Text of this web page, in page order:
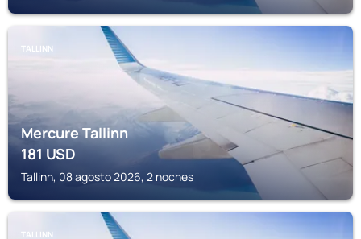
TALLINN
Mercure Tallinn
181USD
Tallinn, 08 agosto 2026, 2 noches
TALLINN